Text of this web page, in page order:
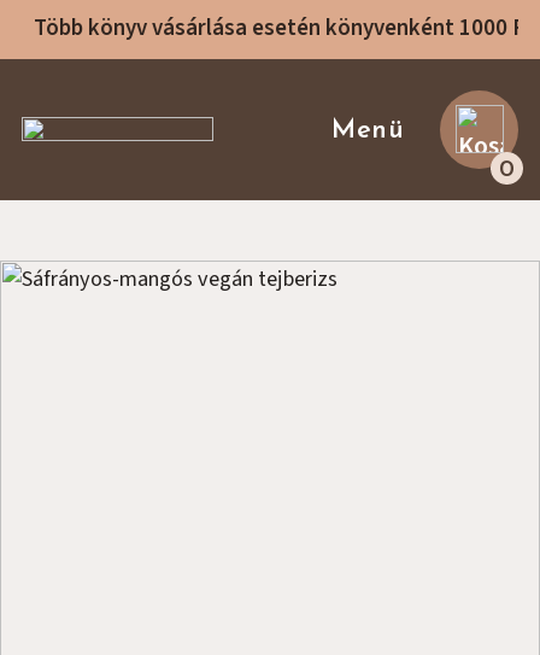
Több könyv vásárlása esetén könyvenként 1000
Sike Betti Kezdőlap Menü
0